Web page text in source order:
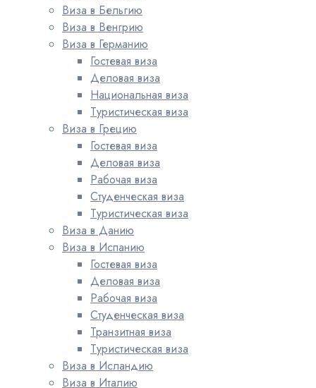
Виза в Бельгию
Виза в Венгрию
Виза в Германию
Гостевая виза
Деловая виза
Национальная виза
Туристическая виза
Виза в Грецию
Гостевая виза
Деловая виза
Рабочая виза
Студенческая виза
Туристическая виза
Виза в Данию
Виза в Испанию
Гостевая виза
Деловая виза
Рабочая виза
Студенческая виза
Транзитная виза
Туристическая виза
Виза в Исландию
Виза в Италию